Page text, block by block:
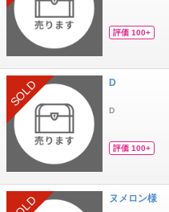
評価 100+
SOLD D
D
評価 100+
ヌメロン様